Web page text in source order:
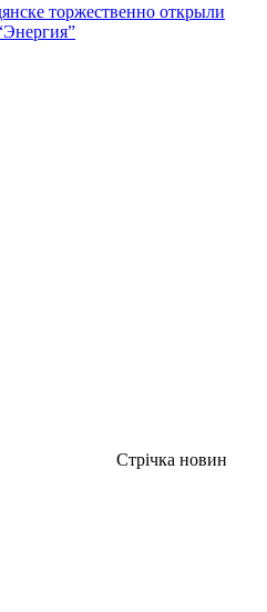
торжественно открыли
Стрічка новин